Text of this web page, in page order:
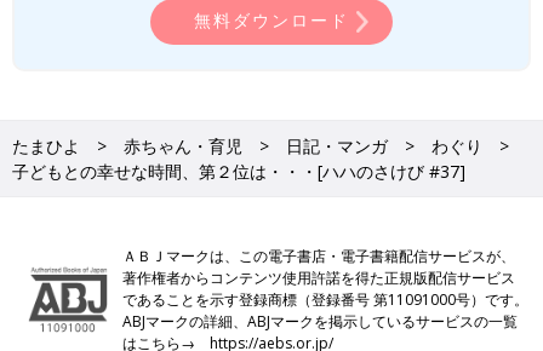
無料ダウンロード
たまひよ 赤ちゃん・育児 日記・マンガ
わぐり
子どもとの幸せな時間、第２位は・・・[ハハのさけび #37]
ＡＢＪマークは、この電子書店・電子書籍配信サービスが、
著作権者からコンテンツ使用許諾を得た正規版配信サービス
であることを示す登録商標（登録番号 第11091000号）です。
ABJマークの詳細、ABJマークを掲示しているサービスの一覧
はこちら→https://aebs.or.jp/